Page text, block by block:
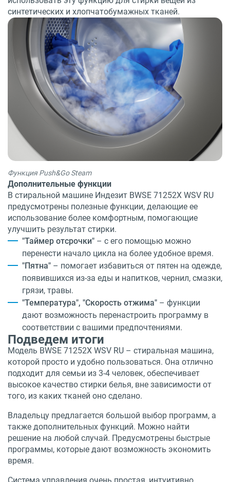
Функция Push&Go Steam
синтетических и хлопчатобумажных тканей.
Дополнительные функции
В стиральной машине Индезит BWSE 71252X WSV RU
предусмотрены полезные функции, делающие ее
использование более комфортным, помогающие
улучшить результат стирки.
"Таймер отсрочки" – с его помощью можно
перенести начало цикла на более удобное время.
"Пятна" – помогает избавиться от пятен на одежде,
появившихся из-за еды и напитков, чернил, смазки,
грязи, травы.
"Температура", "Скорость отжима" – функции
дают возможность перенастроить программу в
соответствии с вашими предпочтениями.
Подведем итоги
Модель BWSE 71252X WSV RU – стиральная машина,
которой просто и удобно пользоваться. Она отлично
подходит для семьи из 3-4 человек, обеспечивает
высокое качество стирки белья, вне зависимости от
того, из каких тканей оно сделано.
Владельцу предлагается большой выбор программ, а
также дополнительных функций. Можно найти
решение на любой случай. Предусмотрены быстрые
программы, которые дают возможность экономить
время.